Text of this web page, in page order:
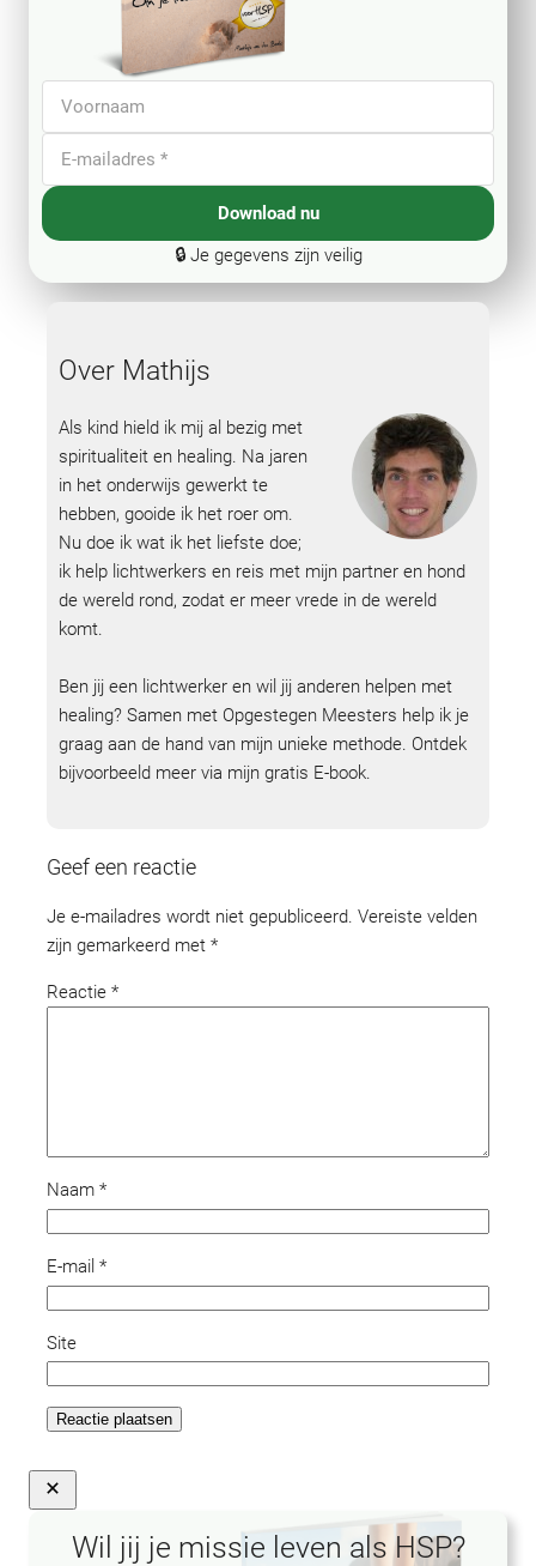
Download nu
🔒 Je gegevens zijn veilig
Over Mathijs
Als kind hield ik mij al bezig met
spiritualiteit en healing. Na jaren
in het onderwijs gewerkt te
hebben, gooide ik het roer om.
Nu doe ik wat ik het liefste doe;
ik help lichtwerkers en reis met mijn partner en hond
de wereld rond, zodat er meer vrede in de wereld
komt.
Ben jij een lichtwerker en wil jij anderen helpen met
healing? Samen met Opgestegen Meesters help ik je
graag aan de hand van mijn unieke methode. Ontdek
bijvoorbeeld meer via mijn gratis E-book.
Geef een reactie
Je e-mailadres wordt niet gepubliceerd. Vereiste velden
zijn gemarkeerd met *
Reactie *
Naam *
E-mail *
Site
Wil jij je missie leven als HSP?